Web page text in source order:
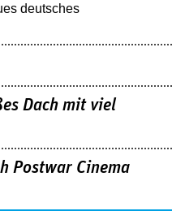
deutsches
Dach mit viel
Postwar Cinema